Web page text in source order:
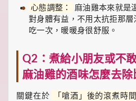
心態調整：
麻油雞本來就是
對身體有益，不用太抗拒那
吃一次，暖暖身很舒服。
Q2：煮給小朋友或不
麻油雞的酒味怎麼去除
關鍵在於 「嗆酒」後的滾煮時